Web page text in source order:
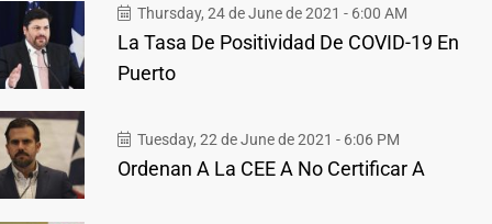
Thursday, 24 de June de 2021 - 6:00 AM
La Tasa De Positividad De COVID-19 En
Puerto
Tuesday, 22 de June de 2021 - 6:06 PM
Ordenan A La CEE A No Certificar A